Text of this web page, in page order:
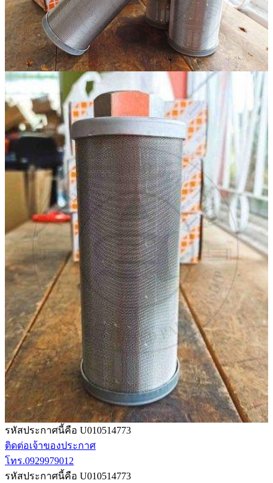
รหัสประกาศนี้คือ U010514773
ติดต่อเจ้าของประกาศ
โทร.0929979012
รหัสประกาศนี้คือ U010514773